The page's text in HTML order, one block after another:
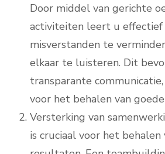
Door middel van gerichte
activiteiten leert u effectief
misverstanden te
elkaar te luisteren. Dit
transparante
voor het behalen van
Versterking van
is cruciaal voor het behalen